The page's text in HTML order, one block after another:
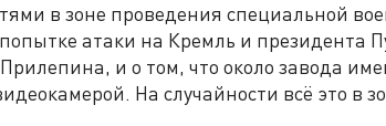
в зоне проведения специальной
атаки на Кремль и президента
и о том, что около завода
На случайности всё это в